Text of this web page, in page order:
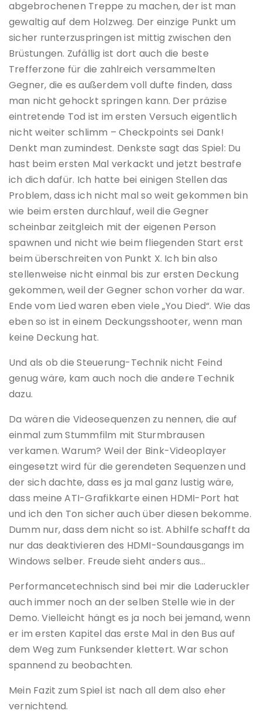
abgebrochenen Treppe zu machen, der ist man
gewaltig auf dem Holzweg. Der einzige Punkt um
sicher runterzuspringen ist mittig zwischen den
Brüstungen. Zufällig ist dort auch die beste
Trefferzone für die zahlreich versammelten
Gegner, die es außerdem voll dufte finden, dass
man nicht gehockt springen kann. Der präzise
eintretende Tod ist im ersten Versuch eigentlich
nicht weiter schlimm – Checkpoints sei Dank!
Denkt man zumindest. Denkste sagt das Spiel: Du
hast beim ersten Mal verkackt und jetzt bestrafe
ich dich dafür. Ich hatte bei einigen Stellen das
Problem, dass ich nicht mal so weit gekommen bin
wie beim ersten durchlauf, weil die Gegner
scheinbar zeitgleich mit der eigenen Person
spawnen und nicht wie beim fliegenden Start erst
beim überschreiten von Punkt X. Ich bin also
stellenweise nicht einmal bis zur ersten Deckung
gekommen, weil der Gegner schon vorher da war.
Ende vom Lied waren eben viele „You Died“. Wie das
eben so ist in einem Deckungsshooter, wenn man
keine Deckung hat.
Und als ob die Steuerung-Technik nicht Feind
genug wäre, kam auch noch die andere Technik
dazu.
Da wären die Videosequenzen zu nennen, die auf
einmal zum Stummfilm mit Sturmbrausen
verkamen. Warum? Weil der Bink-Videoplayer
eingesetzt wird für die gerendeten Sequenzen und
der sich dachte, dass es ja mal ganz lustig wäre,
dass meine ATI-Grafikkarte einen HDMI-Port hat
und ich den Ton sicher auch über diesen bekomme.
Dumm nur, dass dem nicht so ist. Abhilfe schafft da
nur das deaktivieren des HDMI-Soundausgangs im
Windows selber. Freude sieht anders aus…
Performancetechnisch sind bei mir die Laderuckler
auch immer noch an der selben Stelle wie in der
Demo. Vielleicht hängt es ja noch bei jemand, wenn
er im ersten Kapitel das erste Mal in den Bus auf
dem Weg zum Funksender klettert. War schon
spannend zu beobachten.
Mein Fazit zum Spiel ist nach all dem also eher
vernichtend.